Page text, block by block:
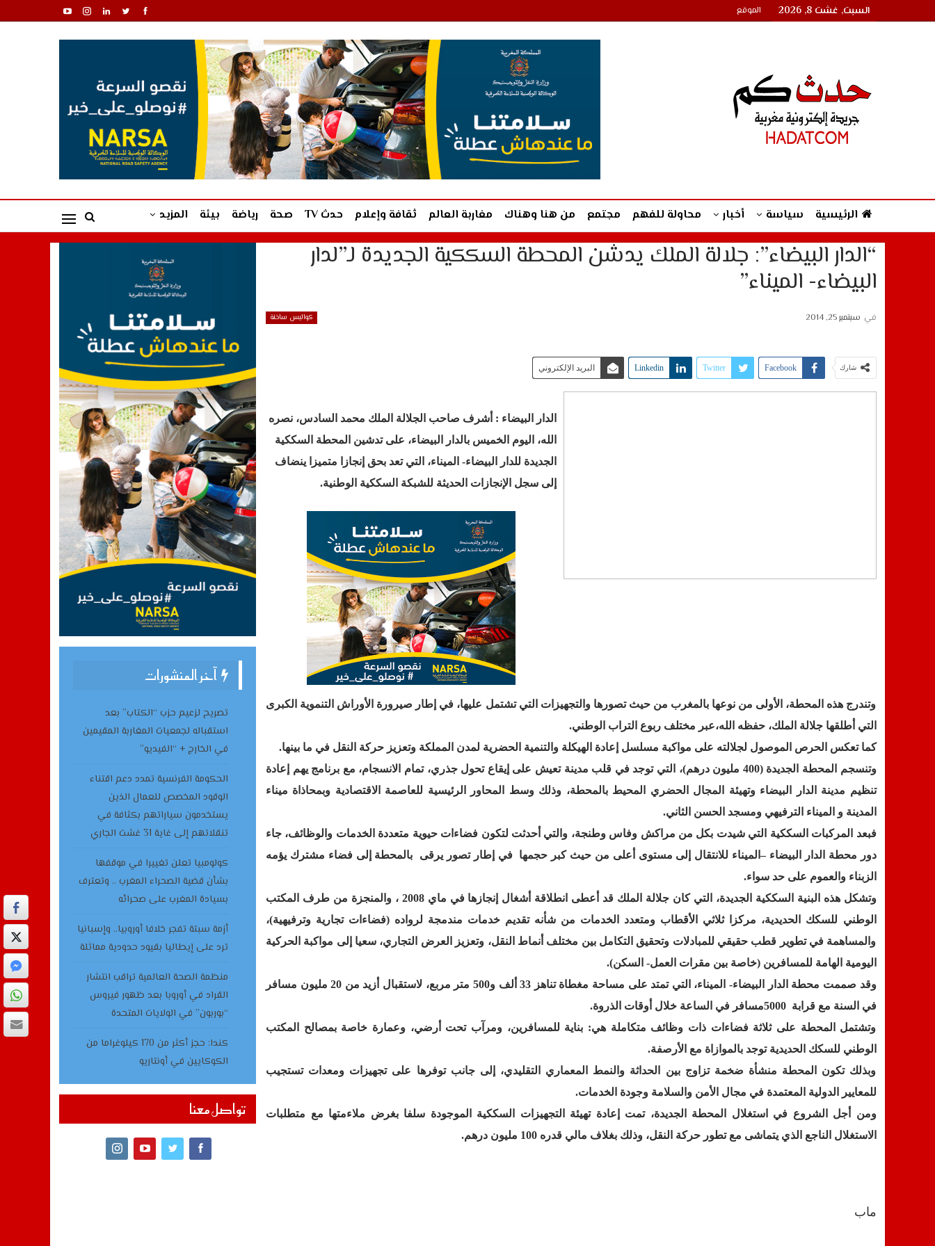
السبت, غشت 8, 2026 الموقع
الرئيسية سياسة أخبار محاولة للفهم مجتمع من هنا وهناك مغاربة العالم ثقافة وإعلام حدث TV صحة رياضة بيئة المزيد
“الدار البيضاء”: جلالة الملك يدشن المحطة السككية الجديدة لـ”لدار
البيضاء- الميناء”
كواليس ساخنة في سبتمبر 25, 2014
شارك Facebook
Twitter
Linkedin البريد الإلكتروني
الدار البيضاء : أشرف صاحب الجلالة الملك محمد السادس، نصره
الله، اليوم الخميس بالدار البيضاء، على تدشين المحطة السككية
الجديدة للدار البيضاء- الميناء، التي تعد بحق إنجازا متميزا ينضاف
إلى سجل الإنجازات الحديثة للشبكة السككية الوطنية.
وتندرج هذه المحطة، الأولى من نوعها بالمغرب من حيث تصورها والتجهيزات التي تشتمل عليها، في إطار صيرورة الأوراش التنموية الكبرى
التي أطلقها جلالة الملك، حفظه الله،عبر مختلف ربوع التراب الوطني.
كما تعكس الحرص الموصول لجلالته على مواكبة مسلسل إعادة الهيكلة والتنمية الحضرية لمدن المملكة وتعزيز حركة النقل في ما بينها.
وتنسجم المحطة الجديدة (400 مليون درهم)، التي توجد في قلب مدينة تعيش على إيقاع تحول جذري، تمام الانسجام، مع برنامج يهم إعادة
تنظيم مدينة الدار البيضاء وتهيئة المجال الحضري المحيط بالمحطة، وذلك وسط المحاور الرئيسية للعاصمة الاقتصادية وبمحاذاة ميناء
المدينة و الميناء الترفيهي ومسجد الحسن الثاني.
فبعد المركبات السككية التي شيدت بكل من مراكش وفاس وطنجة، والتي أحدثت لتكون فضاءات حيوية متعددة الخدمات والوظائف، جاء
دور محطة الدار البيضاء –الميناء للانتقال إلى مستوى أعلى من حيث كبر حجمها في إطار تصور يرقى
بالمحطة إلى فضاء مشترك يؤمه
الزبناء والعموم على حد سواء.
وتشكل هذه البنية السككية الجديدة، التي كان جلالة الملك قد أعطى انطلاقة أشغال إنجازها في ماي 2008 ، والمنجزة من طرف المكتب
الوطني للسكك الحديدية، مركزا ثلاثي الأقطاب ومتعدد الخدمات من شأنه تقديم خدمات مندمجة لرواده (فضاءات تجارية وترفيهية)،
والمساهمة في تطوير قطب حقيقي للمبادلات وتحقيق التكامل بين مختلف أنماط النقل، وتعزيز العرض التجاري، سعيا إلى مواكبة الحركية
اليومية الهامة للمسافرين (خاصة بين مقرات العمل- السكن).
وقد صممت محطة الدار البيضاء- الميناء، التي تمتد على مساحة مغطاة تناهز 33 ألف و500 متر مربع، لاستقبال أزيد من 20 مليون مسافر
في السنة مع قرابة 5000مسافر في الساعة خلال أوقات الذروة.
وتشتمل المحطة على ثلاثة فضاءات ذات وظائف متكاملة هي: بناية للمسافرين، ومرآب تحت أرضي، وعمارة خاصة بمصالح المكتب
الوطني للسكك الحديدية توجد بالموازاة مع الأرصفة.
وبذلك تكون المحطة منشأة ضخمة تزاوج بين الحداثة والنمط المعماري التقليدي، إلى جانب توفرها على تجهيزات ومعدات تستجيب
للمعايير الدولية المعتمدة في مجال الأمن والسلامة وجودة الخدمات.
ومن أجل الشروع في استغلال المحطة الجديدة، تمت إعادة تهيئة التجهيزات السككية الموجودة سلفا بغرض ملاءمتها مع متطلبات
الاستغلال الناجع الذي يتماشى مع تطور حركة النقل، وذلك بغلاف مالي قدره 100 مليون درهم.
ماب
آخر المنشورات
تصريح لزعيم حزب “الكتاب” بعد
استقباله لجمعيات المغاربة المقيمين
في الخارج + “الفيديو”
الحكومة الفرنسية تمدد دعم اقتناء
الوقود المخصص للعمال الذين
يستخدمون سياراتهم بكثافة في
تنقلاتهم إلى غاية 31 غشت الجاري
كولومبيا تعلن تغييرا في موقفها
بشأن قضية الصحراء المغرب .. وتعترف
بسيادة المغرب على صحرائه
أزمة سبتة تفجر خلافا أوروبيا.. وإسبانيا
ترد على إيطاليا بقيود حدودية مماثلة
منظمة الصحة العالمية تراقب انتشار
القراد في أوروبا بعد ظهور فيروس
“بوربون” في الولايات المتحدة
كندا: حجز أكثر من 170 كيلوغراما من
الكوكايين في أونتاريو
تواصل معنا